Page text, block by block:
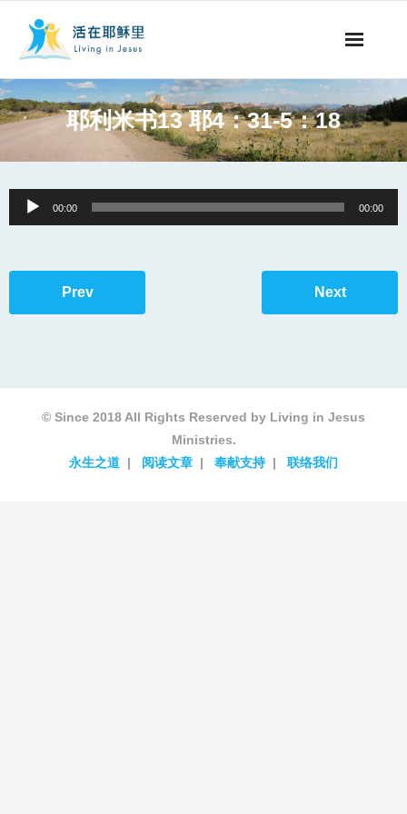
事工概要
阅读文章
耶利米书13 耶4：31-5：18
Audio
Player
00:00 00:00
Prev Next
© Since 2018 All Rights Reserved by Living in Jesus
Ministries.
永生之道
阅读文章 奉献支持 联络我们